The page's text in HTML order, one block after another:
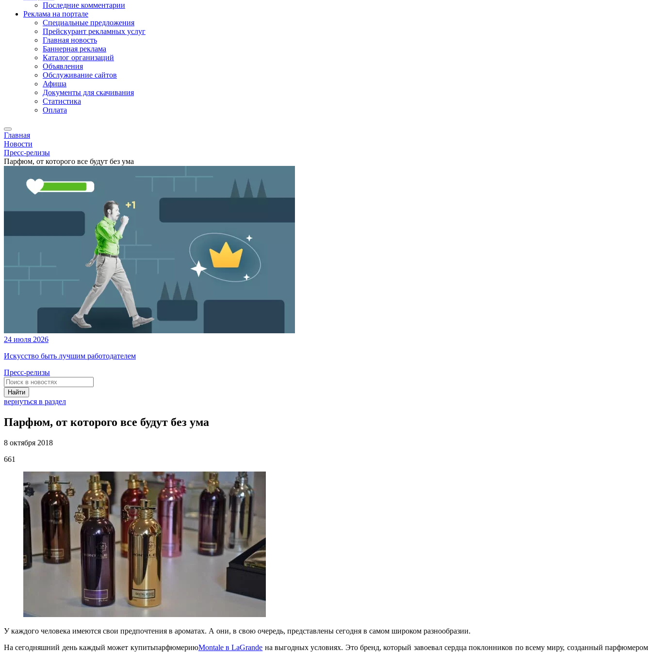
Последние комментарии
Реклама на портале
Специальные предложения
Прейскурант рекламных услуг
Главная новость
Баннерная реклама
Каталог организаций
Объявления
Обслуживание сайтов
Афиша
Документы для скачивания
Статистика
Оплата
Главная
Новости
Пресс-релизы
Парфюм, от которого все будут без ума
24 июля 2026
Искусство быть лучшим работодателем
Пресс-релизы
Найти
вернуться в раздел
Парфюм, от которого все будут без ума
8 октября 2018
661
У каждого человека имеются свои предпочтения в ароматах. А они, в свою очередь, представлены сегодня в самом широком разнообразии.
На сегодняшний день каждый может купитьпарфюмериюMontale в LaGrande на выгодных условиях. Это бренд, который завоевал сердца поклонников по всему миру, созданный парфюмером